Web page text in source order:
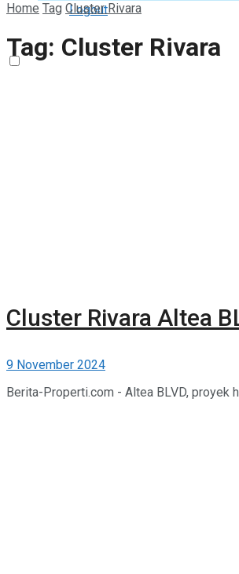
Logout
Home Tag Cluster Rivara
Tag: Cluster Rivara
Cluster Rivara Altea
9 November 2024
Berita-Properti.com - Altea BLVD, proyek